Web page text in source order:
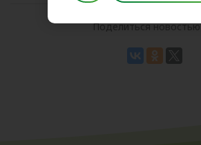
Поделиться новостью